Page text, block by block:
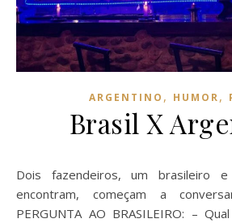
ARGENTINO , HUMOR,
Brasil X
Dois fazendeiros, um brasileiro e um argentino, se
encontram, começam a
PERGUNTA AO BRASILEIRO: –